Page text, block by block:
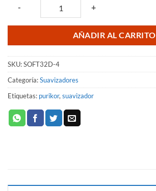
- +
AÑADIR AL CARRITO
SKU:SOFT32D-4
Categoría:Suavizadores
Etiquetas: purikor, suavizador